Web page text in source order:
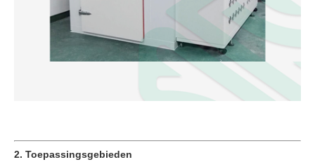
2. Toepassingsgebieden